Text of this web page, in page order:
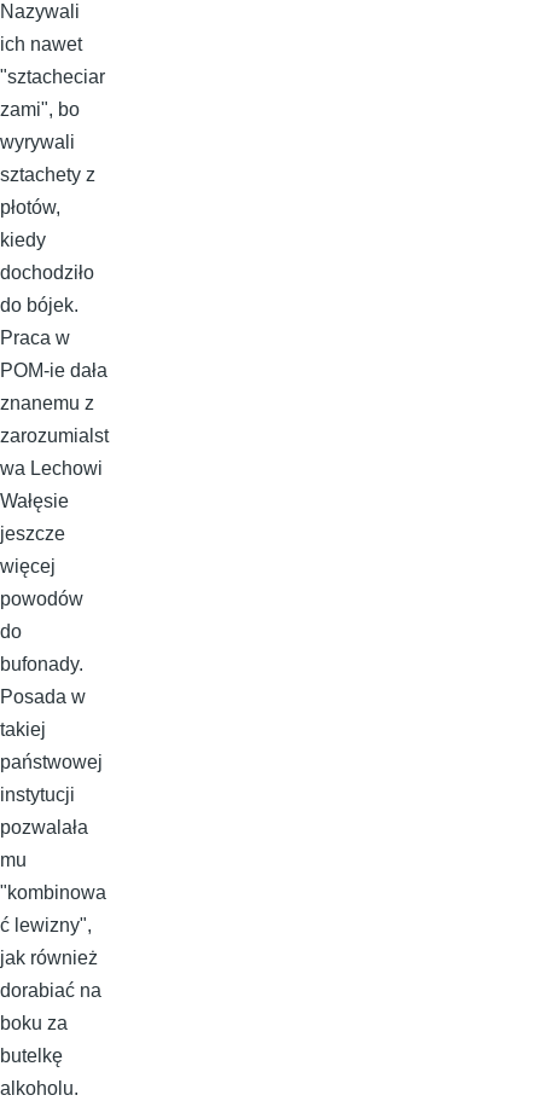
Nazywali
ich nawet
"sztacheciar
zami", bo
wyrywali
sztachety z
płotów,
kiedy
dochodziło
do bójek.
Praca w
POM-ie dała
znanemu z
zarozumialst
wa Lechowi
Wałęsie
jeszcze
więcej
powodów
do
bufonady.
Posada w
takiej
państwowej
instytucji
pozwalała
mu
"kombinowa
ć lewizny",
jak również
dorabiać na
boku za
butelkę
alkoholu.